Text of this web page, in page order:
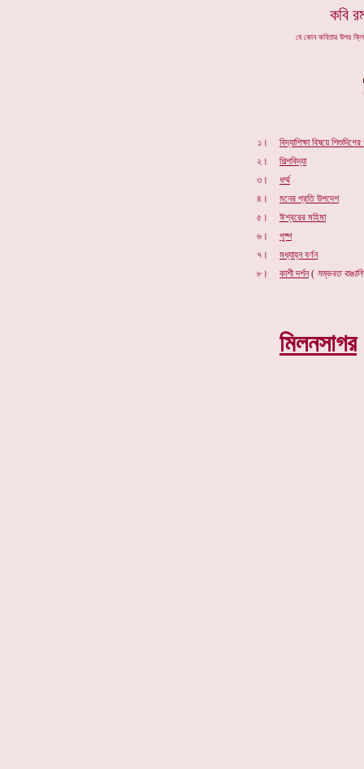
কবি
যে কোন কবিতার উপর
বিদ্যাশিক্ষা বিষয়ে
শিল্পবিদ্যা
ধর্ম্ম
মনের প্রতি উপদেশ
ঈশ্বরের মহিমা
পুষ্প
মধ্যাহ্ন বর্ণন
কাশীদর্শন( সম্ভবত
মিলনসাগর
১।
২।
৩।
৪।
৫।
৬।
৭।
৮।